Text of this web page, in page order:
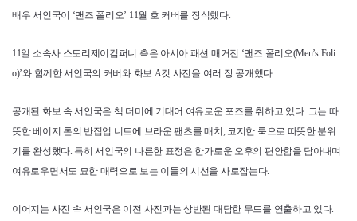
배우 서인국이 ‘맨즈 폴리오’ 11월 호 커버를 장식했다.
11일 소속사 스토리제이컴퍼니 측은 아시아 패션 매거진 ‘맨즈 폴리오(Men’s Foli
o)’와 함께한 서인국의 커버와 화보 A컷 사진을 여러 장 공개했다.
공개된 화보 속 서인국은 책 더미에 기대어 여유로운 포즈를 취하고 있다. 그는 따
뜻한 베이지 톤의 반집업 니트에 브라운 팬츠를 매치, 코지한 룩으로 따뜻한 분위
기를 완성했다. 특히 서인국의 나른한 표정은 한가로운 오후의 편안함을 담아내며
여유로우면서도 묘한 매력으로 보는 이들의 시선을 사로잡는다.
이어지는 사진 속 서인국은 이전 사진과는 상반된 대담한 무드를 연출하고 있다.